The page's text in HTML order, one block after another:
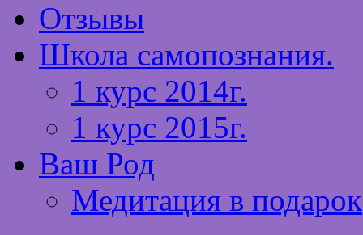
Отзывы
Школа самопознания.
1 курс 2014г.
1 курс 2015г.
Ваш Род
Медитация в подарок